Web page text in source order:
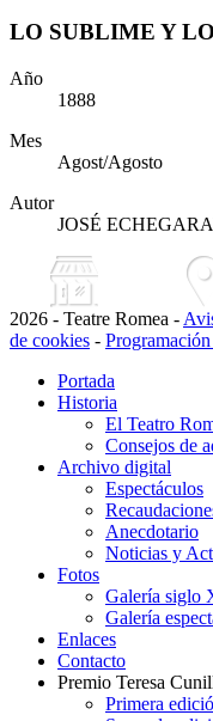
LO SUBLIME Y
Año
1888
Mes
Agost/Agosto
Autor
JOSÉ
2026 - Teatre Romea -
de cookies -
Portada
Historia
El Teatro
Consejos de
Archivo digital
Espectáculos
Anecdotario
Noticias y
Fotos
Galería siglo
Galería
Enlaces
Contacto
Premio Teresa
Primera